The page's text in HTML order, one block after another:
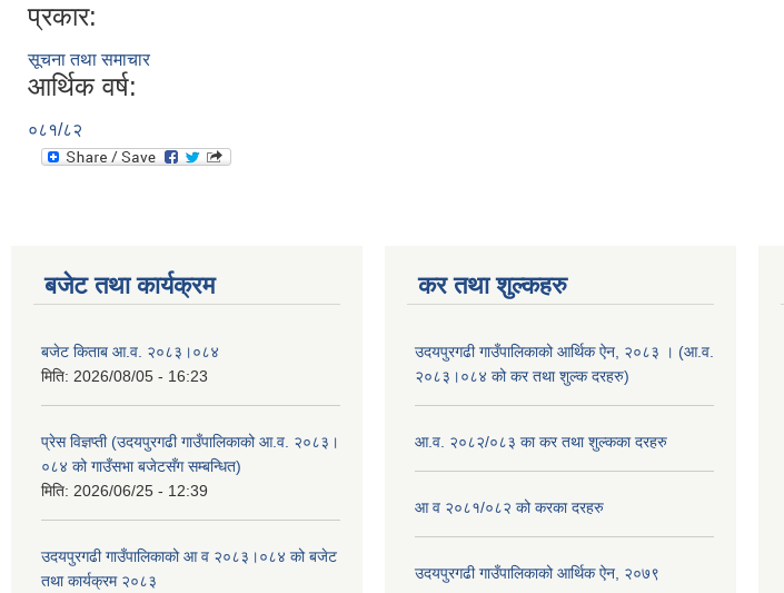
प्रकार:
सूचना तथा समाचार
आर्थिक वर्ष:
०८१/८२
बजेट तथा कार्यक्रम
बजेट किताब आ.व. २०८३।०८४
मिति: 2026/08/05 - 16:23
प्रेस विज्ञप्ती (उदयपुरगढी गाउँपालिकाको आ.व. २०८३।
०८४ को गाउँसभा बजेटसँग सम्बन्धित)
मिति: 2026/06/25 - 12:39
उदयपुरगढी गाउँपालिकाको आ व २०८३।०८४ को बजेट
तथा कार्यक्रम २०८३
कर तथा शुल्कहरु
उदयपुरगढी गाउँपालिकाको आर्थिक ऐन, २०८३ । (आ.व.
२०८३।०८४ को कर तथा शुल्क दरहरु)
आ.व. २०८२/०८३ का कर तथा शुल्कका दरहरु
आ व २०८१/०८२ को करका दरहरु
उदयपुरगढी गाउँपालिकाको आर्थिक ऐन, २०७९